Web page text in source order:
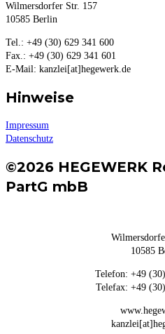
Wilmersdorfer Str. 157
10585 Berlin
Tel.: +49 (30) 629 341 600
Fax.: +49 (30) 629 341 601
E-Mail: kanzlei[at]hegewerk.de
Hinweise
Impressum
Datenschutz
©2026 HEGEWERK
PartG mbB
10585
Telefon: +49
Telefax: +49